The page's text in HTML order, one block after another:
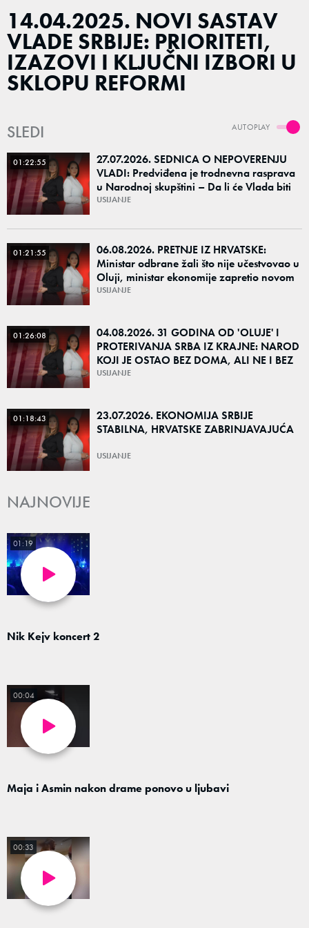
14.04.2025. NOVI SASTAV
VLADE SRBIJE: PRIORITETI,
IZAZOVI I KLJUČNI IZBORI U
SKLOPU REFORMI
AUTOPLAY
SLEDI
01:22:55
27.07.2026. SEDNICA O NEPOVERENJU
VLADI: Predviđena je trodnevna rasprava
u Narodnoj skupštini – Da li će Vlada biti
odbranjena ili izglasano nepoverenje?
USIJANJE
01:21:55
06.08.2026. PRETNJE IZ HRVATSKE:
Ministar odbrane žali što nije učestvovao u
Oluji, ministar ekonomije zapretio novom
Olujom – Da li su u Zagrebu i dalje ratni
USIJANJE
01:26:08
04.08.2026. 31 GODINA OD 'OLUJE' I
PROTERIVANJA SRBA IZ KRAJNE: NAROD
KOJI JE OSTAO BEZ DOMA, ALI NE I BEZ
KORENA
USIJANJE
01:18:43
23.07.2026. EKONOMIJA SRBIJE
STABILNA, HRVATSKE ZABRINJAVAJUĆA
USIJANJE
NAJNOVIJE
Nik Kejv koncert 2
01:19
Maja i Asmin nakon drame ponovo u ljubavi
00:04
00:33